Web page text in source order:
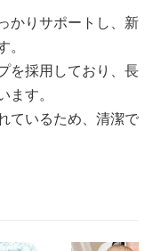
かりサポートし、新
を採用しており、長
す。
ているため、清潔で